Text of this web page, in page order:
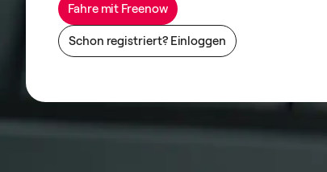
Fahre mit Freenow
Schon registriert? Einloggen